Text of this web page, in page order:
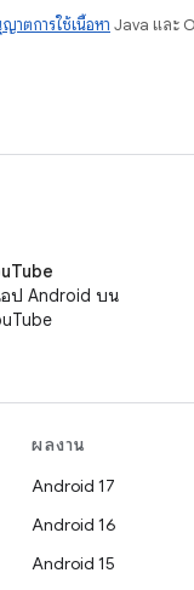
าตการใช้เนื้อหา Java และ
ป Android บน
ผลงาน
Android 17
Android 16
Android 15